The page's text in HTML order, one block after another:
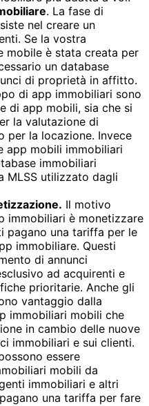
. La fase di
nel creare un
Se la vostra
mobile è stata creata per
un database
di proprietà in affitto.
di app immobiliari sono
di app mobili, sia che si
la valutazione di
per la locazione. Invece
app mobili immobiliari
immobiliari
MLSS utilizzato dagli
Il motivo
immobiliari è monetizzare
pagano una tariffa per le
immobiliare. Questi
di annunci
ad acquirenti e
prioritarie. Anche gli
vantaggio dalla
immobiliari mobili che
in cambio delle nuove
immobiliari e sui clienti.
essere
mobili da
immobiliari e altri
una tariffa per fare